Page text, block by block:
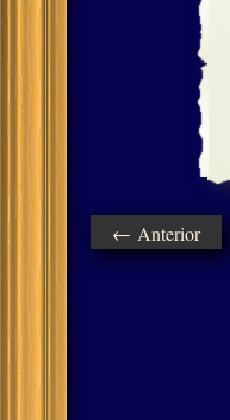
← Anterior